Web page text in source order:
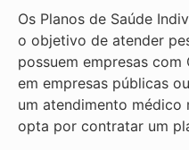
Os Planos de Saúde
o objetivo de atender
possuem empresas com
em empresas públicas
um atendimento médico
opta por contratar um